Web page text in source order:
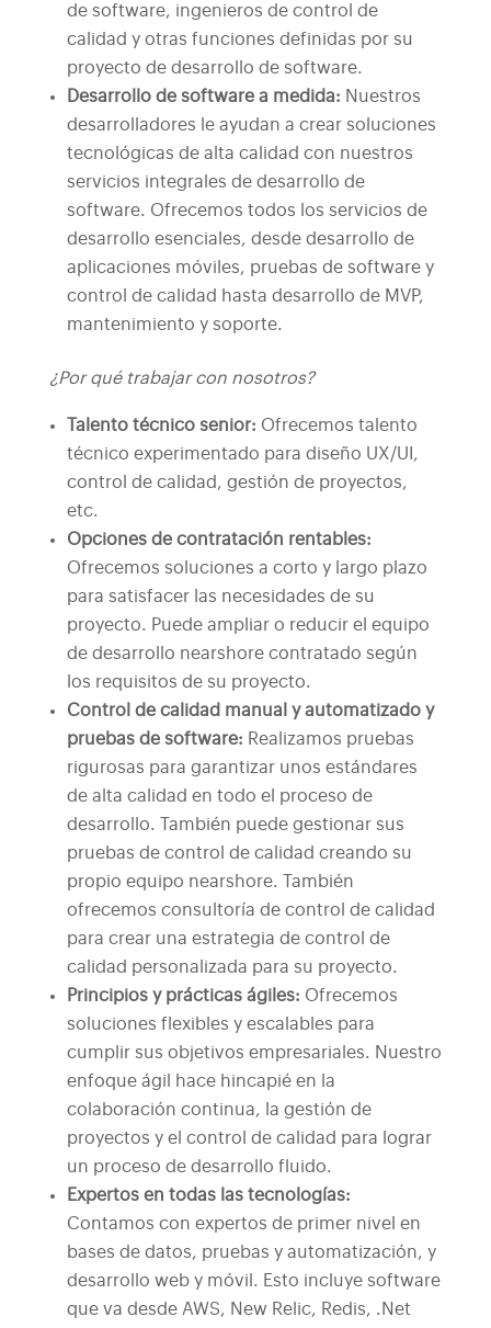
de software, ingenieros de control de
calidad y otras funciones definidas por su
proyecto de desarrollo de software.
Desarrollo de software a medida: Nuestros
desarrolladores le ayudan a crear soluciones
tecnológicas de alta calidad con nuestros
servicios integrales de desarrollo de
software. Ofrecemos todos los servicios de
desarrollo esenciales, desde desarrollo de
aplicaciones móviles, pruebas de software y
control de calidad hasta desarrollo de MVP,
mantenimiento y soporte.
¿Por qué trabajar con nosotros?
Talento técnico senior: Ofrecemos talento
técnico experimentado para diseño UX/UI,
control de calidad, gestión de proyectos,
etc.
Opciones de contratación rentables:
Ofrecemos soluciones a corto y largo plazo
para satisfacer las necesidades de su
proyecto. Puede ampliar o reducir el equipo
de desarrollo nearshore contratado según
los requisitos de su proyecto.
Control de calidad manual y automatizado y
pruebas de software: Realizamos pruebas
rigurosas para garantizar unos estándares
de alta calidad en todo el proceso de
desarrollo. También puede gestionar sus
pruebas de control de calidad creando su
propio equipo nearshore. También
ofrecemos consultoría de control de calidad
para crear una estrategia de control de
calidad personalizada para su proyecto.
Principios y prácticas ágiles: Ofrecemos
soluciones flexibles y escalables para
cumplir sus objetivos empresariales. Nuestro
enfoque ágil hace hincapié en la
colaboración continua, la gestión de
proyectos y el control de calidad para lograr
un proceso de desarrollo fluido.
Expertos en todas las tecnologías:
Contamos con expertos de primer nivel en
bases de datos, pruebas y automatización, y
desarrollo web y móvil. Esto incluye software
que va desde AWS, New Relic, Redis, .Net